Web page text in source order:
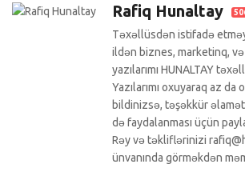
Rafiq Hunaltay
Təxəllüsdən istifadə
ildən biznes, marketinq,
yazılarımı HUNALTAY
Yazılarımı oxuyaraq az da
bildinizsə, təşəkkür
də faydalanması üçün
Rəy və təkliflərinizi
ünvanında görməkdən